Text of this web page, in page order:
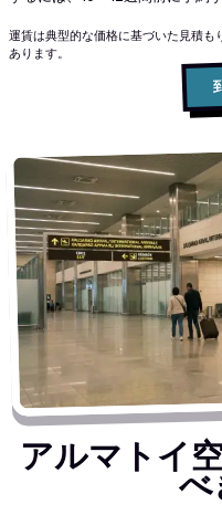
運賃は典型的な価格に基づいた見積
あります。
アルマトイ
べ